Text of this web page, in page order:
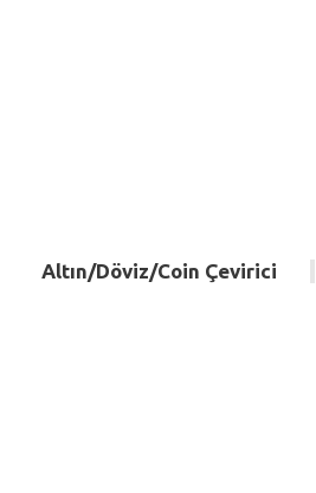
Altın/Döviz/Coin Çevirici